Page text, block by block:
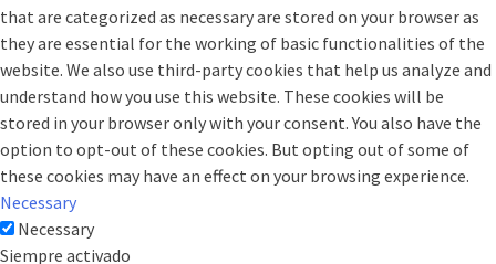
that are categorized as necessary are stored on your browser as
they are essential for the working of basic functionalities of the
website. We also use third-party cookies that help us analyze and
understand how you use this website. These cookies will be
stored in your browser only with your consent. You also have the
option to opt-out of these cookies. But opting out of some of
these cookies may have an effect on your browsing experience.
Necessary
Necessary
Siempre activado